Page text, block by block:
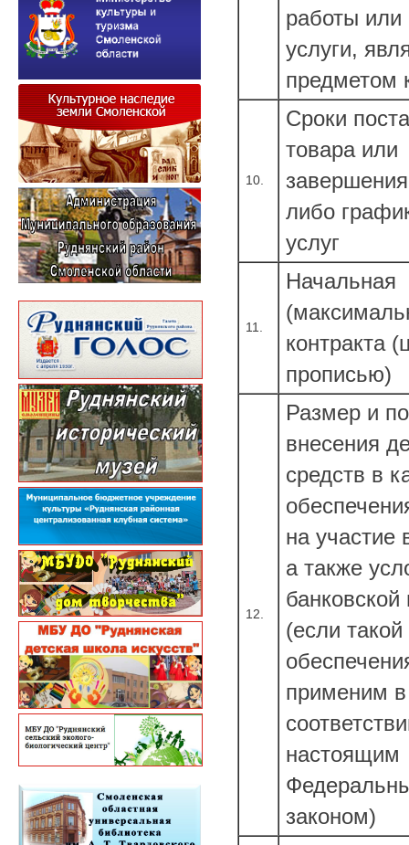
работы или
услуги,
предметом
10.
Сроки
товара или
либо
услуг
11.
Начальная
контракта
прописью)
12.
Размер и
внесения
средств в
на участие
а также
банковской
(если
применим в
настоящим
законом)